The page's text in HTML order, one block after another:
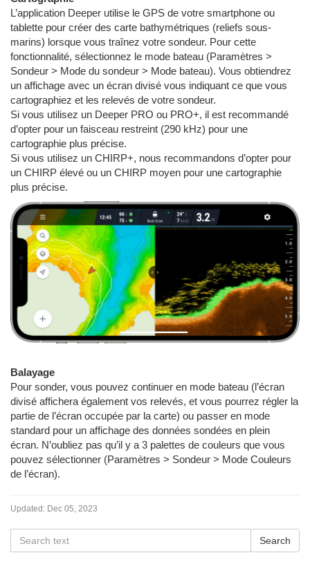
L’application Deeper utilise le GPS de votre smartphone ou
tablette pour créer des carte bathymétriques (reliefs sous-
marins) lorsque vous traînez votre sondeur. Pour cette
fonctionnalité, sélectionnez le mode bateau (Paramètres >
Sondeur > Mode du sondeur > Mode bateau). Vous obtiendrez
un affichage avec un écran divisé vous indiquant ce que vous
cartographiez et les relevés de votre sondeur.
Si vous utilisez un Deeper PRO ou PRO+, il est recommandé
d’opter pour un faisceau restreint (290 kHz) pour une
cartographie plus précise.
Si vous utilisez un CHIRP+, nous recommandons d’opter pour
un CHIRP élevé ou un CHIRP moyen pour une cartographie
plus précise.
Balayage
Pour sonder, vous pouvez continuer en mode bateau (l’écran
divisé affichera également vos relevés, et vous pourrez régler la
partie de l’écran occupée par la carte) ou passer en mode
standard pour un affichage des données sondées en plein
écran. N’oubliez pas qu’il y a 3 palettes de couleurs que vous
pouvez sélectionner (Paramètres > Sondeur > Mode Couleurs
de l’écran).
Updated: Dec 05, 2023